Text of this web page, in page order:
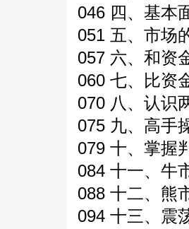
046 四、基本
051 五、市
057 六、和
060 七、比
070 八、认识
075 九、高手
079 十、掌握
084 十一、
088 十二、
094 十三、震